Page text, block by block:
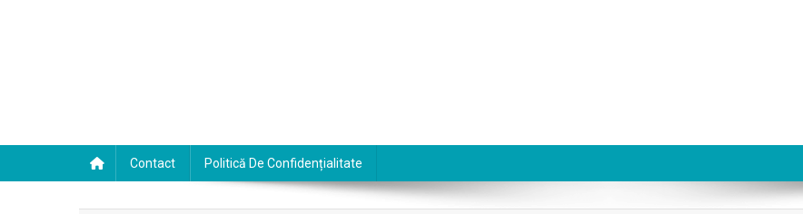
Contact Politică De Confidențialitate